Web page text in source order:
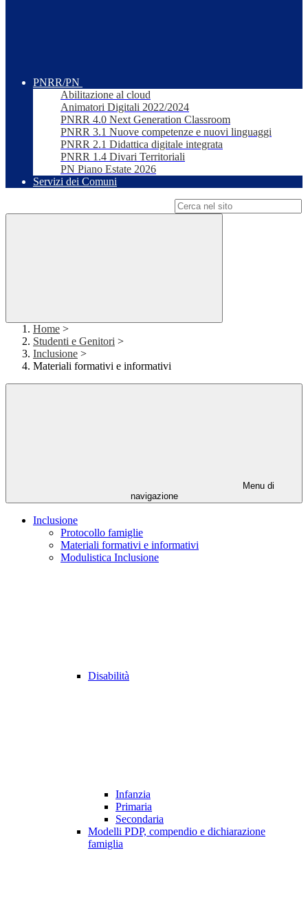
PNRR/PN
Abilitazione al cloud
Animatori Digitali 2022/2024
PNRR 4.0 Next Generation Classroom
PNRR 3.1 Nuove competenze e nuovi linguaggi
PNRR 2.1 Didattica digitale integrata
PNRR 1.4 Divari Territoriali
PN Piano Estate 2026
Servizi dei Comuni
Home >
Studenti e Genitori >
Inclusione >
Materiali formativi e informativi
Menu di
navigazione
Inclusione
Protocollo famiglie
Materiali formativi e informativi
Modulistica Inclusione
Disabilità
Infanzia
Primaria
Secondaria
Modelli PDP, compendio e dichiarazione
famiglia